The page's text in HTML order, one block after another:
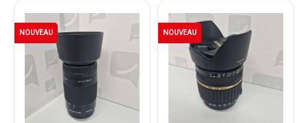
NOUVEAU NOUVEAU